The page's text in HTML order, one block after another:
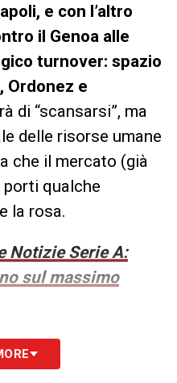
e con l’altro
il Genoa alle
turnover: spazio
Ordonez e
di “scansarsi”, ma
delle risorse umane
che il mercato (già
qualche
la rosa.
Notizie Serie A:
sul massimo
TOP NEWS